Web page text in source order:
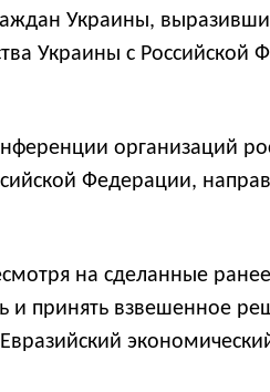
Украины,
Украины с
организаций
Федерации,
на сделанные
и принять взвешенное